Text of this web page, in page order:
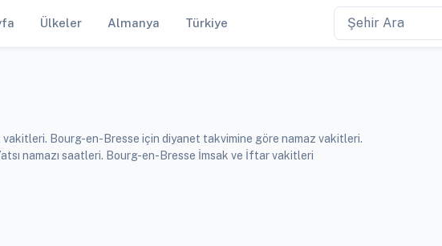
Ülkeler Almanya Türkiye
vakitleri. Bourg-en-Bresse için diyanet takvimine göre namaz vakitleri.
namazı saatleri. Bourg-en-Bresse İmsak ve İftar vakitleri